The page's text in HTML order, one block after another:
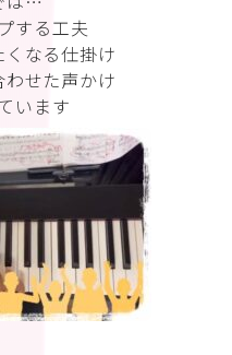
する工夫
なる仕掛け
せた声かけ
います